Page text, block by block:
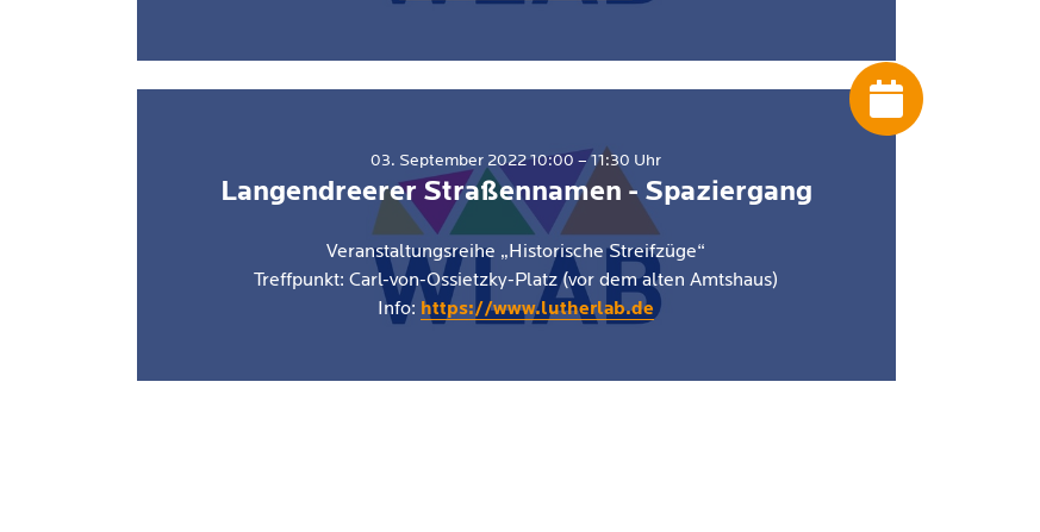
03. September 2022 10:00 – 11:30 Uhr
Langendreerer Straßennamen - Spaziergang
Veranstaltungsreihe „Historische Streifzüge“
Treffpunkt: Carl-von-Ossietzky-Platz (vor dem alten Amtshaus)
Info: https://www.lutherlab.de